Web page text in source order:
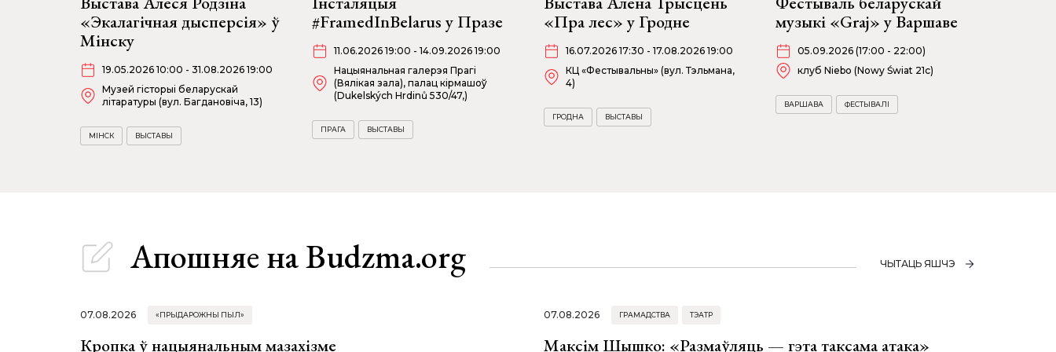
«Экалагічная дысперсія» ў
Мінску
19.05.2026 10:00 - 31.08.2026 19:00
Музей гісторыі беларускай
літаратуры (вул. Багдановіча, 13)
МІНСК ВЫСТАВЫ
#FramedInBelarus у Празе
11.06.2026 19:00 - 14.09.2026 19:00
Нацыянальная галерэя Прагі
(Вялікая зала), палац кірмашоў
(Dukelských Hrdinů 530/47,)
ПРАГА ВЫСТАВЫ
«Пра лес» у Гродне
16.07.2026 17:30 - 17.08.2026 19:00
КЦ «Фестывальны» (вул. Тэльмана,
4)
ГРОДНА ВЫСТАВЫ
музыкі «Graj» у Варшаве
05.09.2026 (17:00 - 22:00)
клуб Niebo (Nowy Świat 21c)
ВАРШАВА ФЕСТЫВАЛІ
Апошняе на Budzma.org ЧЫТАЦЬ ЯШЧЭ
07.08.2026 «ПРЫДАРОЖНЫ ПЫЛ»
Кропка ў нацыянальным мазахізме
07.08.2026 ГРАМАДСТВА ТЭАТР
Максім Шышко: «Размаўляць — гэта таксама атака»